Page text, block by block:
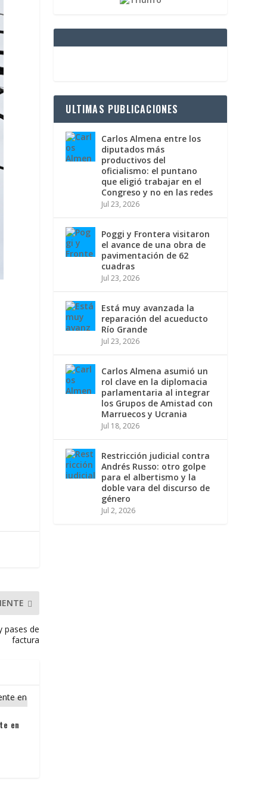
pases de
factura
en
ULTIMAS PUBLICACIONES
Carlos Almena entre los
diputados más
productivos del
oficialismo: el puntano
que eligió trabajar en el
Congreso y no en las redes
Jul 23, 2026
Poggi y Frontera visitaron
el avance de una obra de
pavimentación de 62
cuadras
Jul 23, 2026
Está muy avanzada la
reparación del acueducto
Río Grande
Jul 23, 2026
Carlos Almena asumió un
rol clave en la diplomacia
parlamentaria al integrar
los Grupos de Amistad con
Marruecos y Ucrania
Jul 18, 2026
Restricción judicial contra
Andrés Russo: otro golpe
para el albertismo y la
doble vara del discurso de
género
Jul 2, 2026